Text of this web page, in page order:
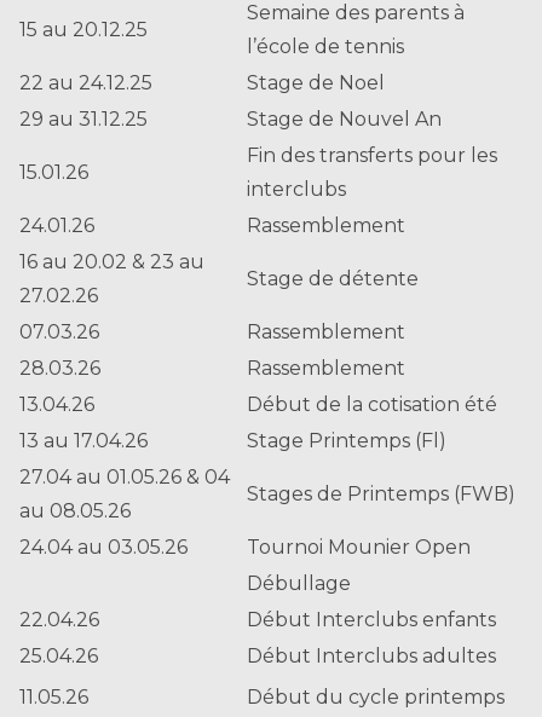
15 au 20.12.25
Semaine des parents à
l’école de tennis
22 au 24.12.25
Stage de Noel
29 au 31.12.25
Stage de Nouvel An
15.01.26
Fin des transferts pour les
interclubs
24.01.26
Rassemblement
16 au 20.02 & 23 au
27.02.26
Stage de détente
07.03.26
Rassemblement
28.03.26
Rassemblement
13.04.26
Début de la cotisation été
13 au 17.04.26
Stage Printemps (Fl)
27.04 au 01.05.26 & 04
au 08.05.26
Stages de Printemps (FWB)
24.04 au 03.05.26
Tournoi Mounier Open
Débullage
22.04.26
Début Interclubs enfants
25.04.26
Début Interclubs adultes
11.05.26
Début du cycle printemps